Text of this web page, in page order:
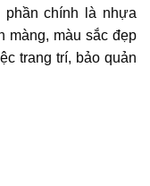
chính là nhựa
màng, màu sắc đẹp
trang trí, bảo quản